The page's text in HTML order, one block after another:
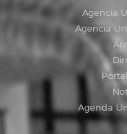
Agencia
Agencia
Agenda